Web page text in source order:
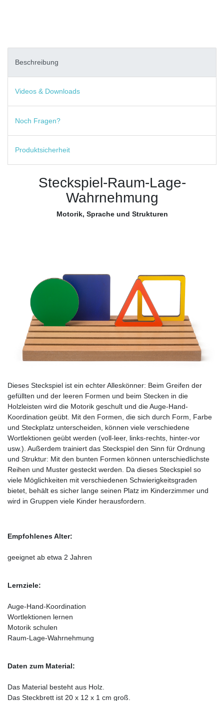
Beschreibung
Videos & Downloads
Noch Fragen?
Produktsicherheit
Steckspiel-Raum-Lage-
Wahrnehmung
Motorik, Sprache und Strukturen
Dieses Steckspiel ist ein echter Alleskönner: Beim Greifen der
gefüllten und der leeren Formen und beim Stecken in die
Holzleisten wird die Motorik geschult und die Auge-Hand-
Koordination geübt. Mit den Formen, die sich durch Form, Farbe
und Steckplatz unterscheiden, können viele verschiedene
Wortlektionen geübt werden (voll-leer, links-rechts, hinter-vor
usw.). Außerdem trainiert das Steckspiel den Sinn für Ordnung
und Struktur: Mit den bunten Formen können unterschiedlichste
Reihen und Muster gesteckt werden. Da dieses Steckspiel so
viele Möglichkeiten mit verschiedenen Schwierigkeitsgraden
bietet, behält es sicher lange seinen Platz im Kinderzimmer und
wird in Gruppen viele Kinder herausfordern.
Empfohlenes Alter:
geeignet ab etwa 2 Jahren
Lernziele:
Auge-Hand-Koordination
Wortlektionen lernen
Motorik schulen
Raum-Lage-Wahrnehmung
Daten zum Material:
Das Material besteht aus Holz.
Das Steckbrett ist 20 x 12 x 1 cm groß.